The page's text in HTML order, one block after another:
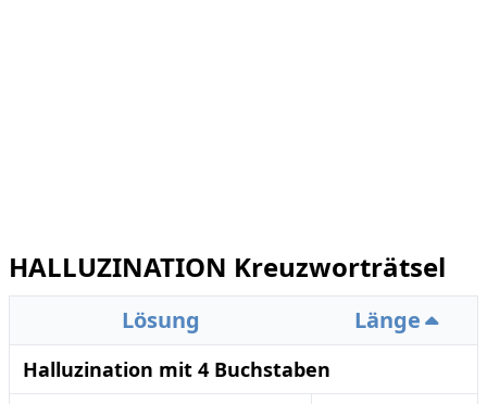
HALLUZINATION Kreuzworträtsel
Lösung Länge
Halluzination mit 4 Buchstaben